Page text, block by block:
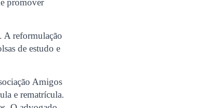
promover
A reformulação
de estudo e
Amigos
e rematrícula.